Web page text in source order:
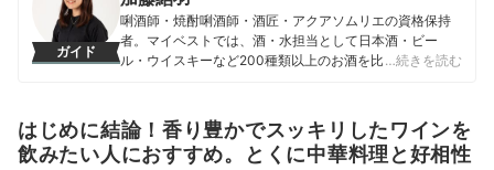
ガイド
唎酒師・焼酎唎酒師・酒匠・アクアソムリエの資格保持
者。マイベストでは、酒・水担当として日本酒・ビー
ル・ウイスキーなど200種類以上のお酒を比較検証して
家。普段あまりお酒を飲まない初心者から、あらゆる品
種を飲み比べてきた酒愛好家まで幅広く楽しめるような
価値あるコンテンツの提供を目指し、酒商材の魅力を最
…続きを読む
はじめに結論！香り豊かでスッキリしたワインを
飲みたい人におすすめ。とくに中華料理と好相性